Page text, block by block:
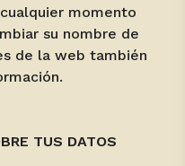
momento
su nombre de
de la web también
TUS DATOS